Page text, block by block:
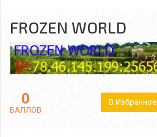
FROZEN WORLD
0
БАЛЛОВ
В Избранное